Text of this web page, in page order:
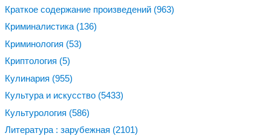
Краткое содержание произведений (963)
Криминалистика (136)
Криминология (53)
Криптология (5)
Кулинария (955)
Культура и искусство (5433)
Культурология (586)
Литература : зарубежная (2101)